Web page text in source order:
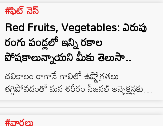
తగ్గుదల కారణంగా ఉండొచ్చని నిపుణులు
చెబుతున్నారు. ముఖ్యంగా రక్తంలో హిమోగ్లోబిన్‌,
ప్లేట్‌లెట్స్ స్థాయిలు తగ్గిపోతే శరీరానికి సరైన
ఆక్సిజన్ సరఫరా జరగకపోవడంతో పాటు రక్తం
గడ్డకట్టే ప్రక్రియ కూడా దెబ్బతింటుంది. ఆయుర్వేదం
ప్రకారం హిమోగ్లోబిన్ తగ్గడాన్ని ‘పాండు రోగం’ అని
అంటారు. ఇది పిత్త దోషం అసమతుల్యత…
#ఫిట్ నెస్
Red Fruits, Vegetables: ఎరుపు
రంగు పండ్లలో ఇన్ని రకాల
పోషకాలున్నాయని మీకు తెలుసా..
చలికాలం రాగానే గాలిలో ఉష్ణోగ్రతలు
తగ్గిపోవడంతో మన శరీరం సీజనల్ ఇన్ఫెక్షన్లకు
బలహీనంగా మారుతుంది. ఈ సమయంలో గొంతు
#వార్తలు